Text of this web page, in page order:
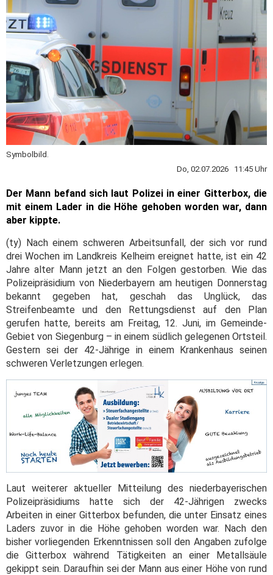
Symbolbild.
Do, 02.07.2026 11:45 Uhr
Der Mann befand sich laut Polizei in einer Gitterbox, die
mit einem Lader in die Höhe gehoben worden war, dann
aber kippte.
(ty) Nach einem schweren Arbeitsunfall, der sich vor rund
drei Wochen im Landkreis Kelheim ereignet hatte, ist ein 42
Jahre alter Mann jetzt an den Folgen gestorben. Wie das
Polizeipräsidium von Niederbayern am heutigen Donnerstag
bekannt gegeben hat, geschah das Unglück, das
Streifenbeamte und den Rettungsdienst auf den Plan
gerufen hatte, bereits am Freitag, 12. Juni, im Gemeinde-
Gebiet von Siegenburg – in einem südlich gelegenen Ortsteil.
Gestern sei der 42-Jährige in einem Krankenhaus seinen
schweren Verletzungen erlegen.
Laut weiterer aktueller Mitteilung des niederbayerischen
Polizeipräsidiums hatte sich der 42-Jährigen zwecks
Arbeiten in einer Gitterbox befunden, die unter Einsatz eines
Laders zuvor in die Höhe gehoben worden war. Nach den
bisher vorliegenden Erkenntnissen soll den Angaben zufolge
die Gitterbox während Tätigkeiten an einer Metallsäule
gekippt sein. Daraufhin sei der Mann aus einer Höhe von rund